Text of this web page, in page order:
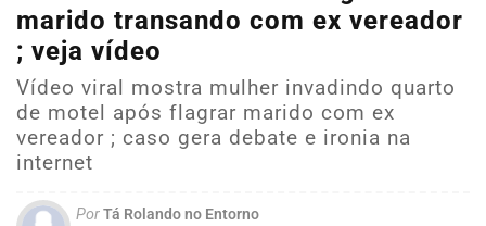
marido transando com ex vereador
; veja vídeo
Vídeo viral mostra mulher invadindo quarto
de motel após flagrar marido com ex
vereador ; caso gera debate e ironia na
internet
PorTá Rolando no Entorno